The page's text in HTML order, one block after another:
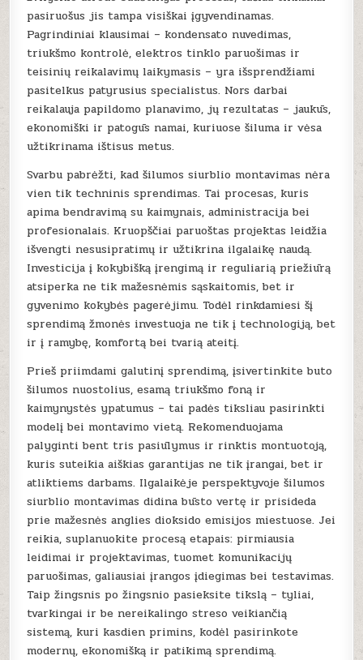
pasiruošus jis tampa visiškai įgyvendinamas.
Pagrindiniai klausimai – kondensato nuvedimas,
triukšmo kontrolė, elektros tinklo paruošimas ir
teisinių reikalavimų laikymasis – yra išsprendžiami
pasitelkus patyrusius specialistus. Nors darbai
reikalauja papildomo planavimo, jų rezultatas – jaukūs,
ekonomiški ir patogūs namai, kuriuose šiluma ir vėsa
užtikrinama ištisus metus.
Svarbu pabrėžti, kad šilumos siurblio montavimas nėra
vien tik techninis sprendimas. Tai procesas, kuris
apima bendravimą su kaimynais, administracija bei
profesionalais. Kruopščiai paruoštas projektas leidžia
išvengti nesusipratimų ir užtikrina ilgalaikę naudą.
Investicija į kokybišką įrengimą ir reguliarią priežiūrą
atsiperka ne tik mažesnėmis sąskaitomis, bet ir
gyvenimo kokybės pagerėjimu. Todėl rinkdamiesi šį
sprendimą žmonės investuoja ne tik į technologiją, bet
ir į ramybę, komfortą bei tvarią ateitį.
Prieš priimdami galutinį sprendimą, įsivertinkite buto
šilumos nuostolius, esamą triukšmo foną ir
kaimynystės ypatumus – tai padės tiksliau pasirinkti
modelį bei montavimo vietą. Rekomenduojama
palyginti bent tris pasiūlymus ir rinktis montuotoją,
kuris suteikia aiškias garantijas ne tik įrangai, bet ir
atliktiems darbams. Ilgalaikėje perspektyvoje šilumos
siurblio montavimas didina būsto vertę ir prisideda
prie mažesnės anglies dioksido emisijos miestuose. Jei
reikia, suplanuokite procesą etapais: pirmiausia
leidimai ir projektavimas, tuomet komunikacijų
paruošimas, galiausiai įrangos įdiegimas bei testavimas.
Taip žingsnis po žingsnio pasieksite tikslą – tyliai,
tvarkingai ir be nereikalingo streso veikiančią
sistemą, kuri kasdien primins, kodėl pasirinkote
modernų, ekonomišką ir patikimą sprendimą.